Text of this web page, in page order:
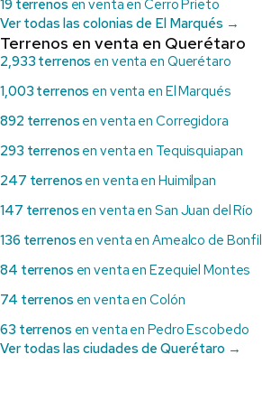
19 terrenos en venta en Cerro Prieto
Ver todas las colonias de El Marqués →
Terrenos en venta en Querétaro
2,933 terrenos en venta en Querétaro
1,003 terrenos en venta en El Marqués
892 terrenos en venta en Corregidora
293 terrenos en venta en Tequisquiapan
247 terrenos en venta en Huimilpan
147 terrenos en venta en San Juan del Río
136 terrenos en venta en Amealco de Bonfil
84 terrenos en venta en Ezequiel Montes
74 terrenos en venta en Colón
63 terrenos en venta en Pedro Escobedo
Ver todas las ciudades de Querétaro →